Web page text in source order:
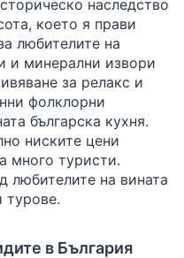
наследство
което я прави
любителите на
и минерални извори
за релакс и
фолклорни
българска кухня.
ниските цени
много туристи.
любителите на вината
турове.
в България